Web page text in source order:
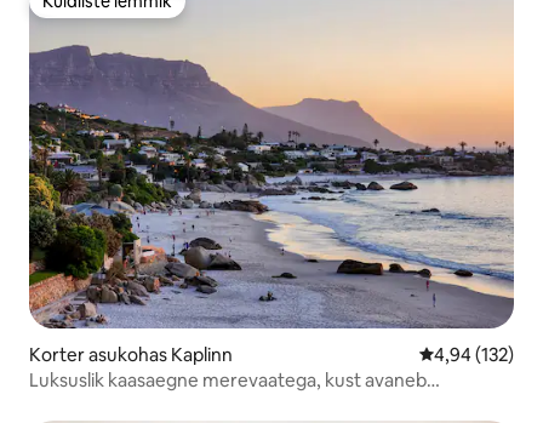
Külaliste lemmik
Korter asukohas Kaplinn Keskmine
4,94 (132)
Luksuslik kaasaegne merevaatega, kust avaneb